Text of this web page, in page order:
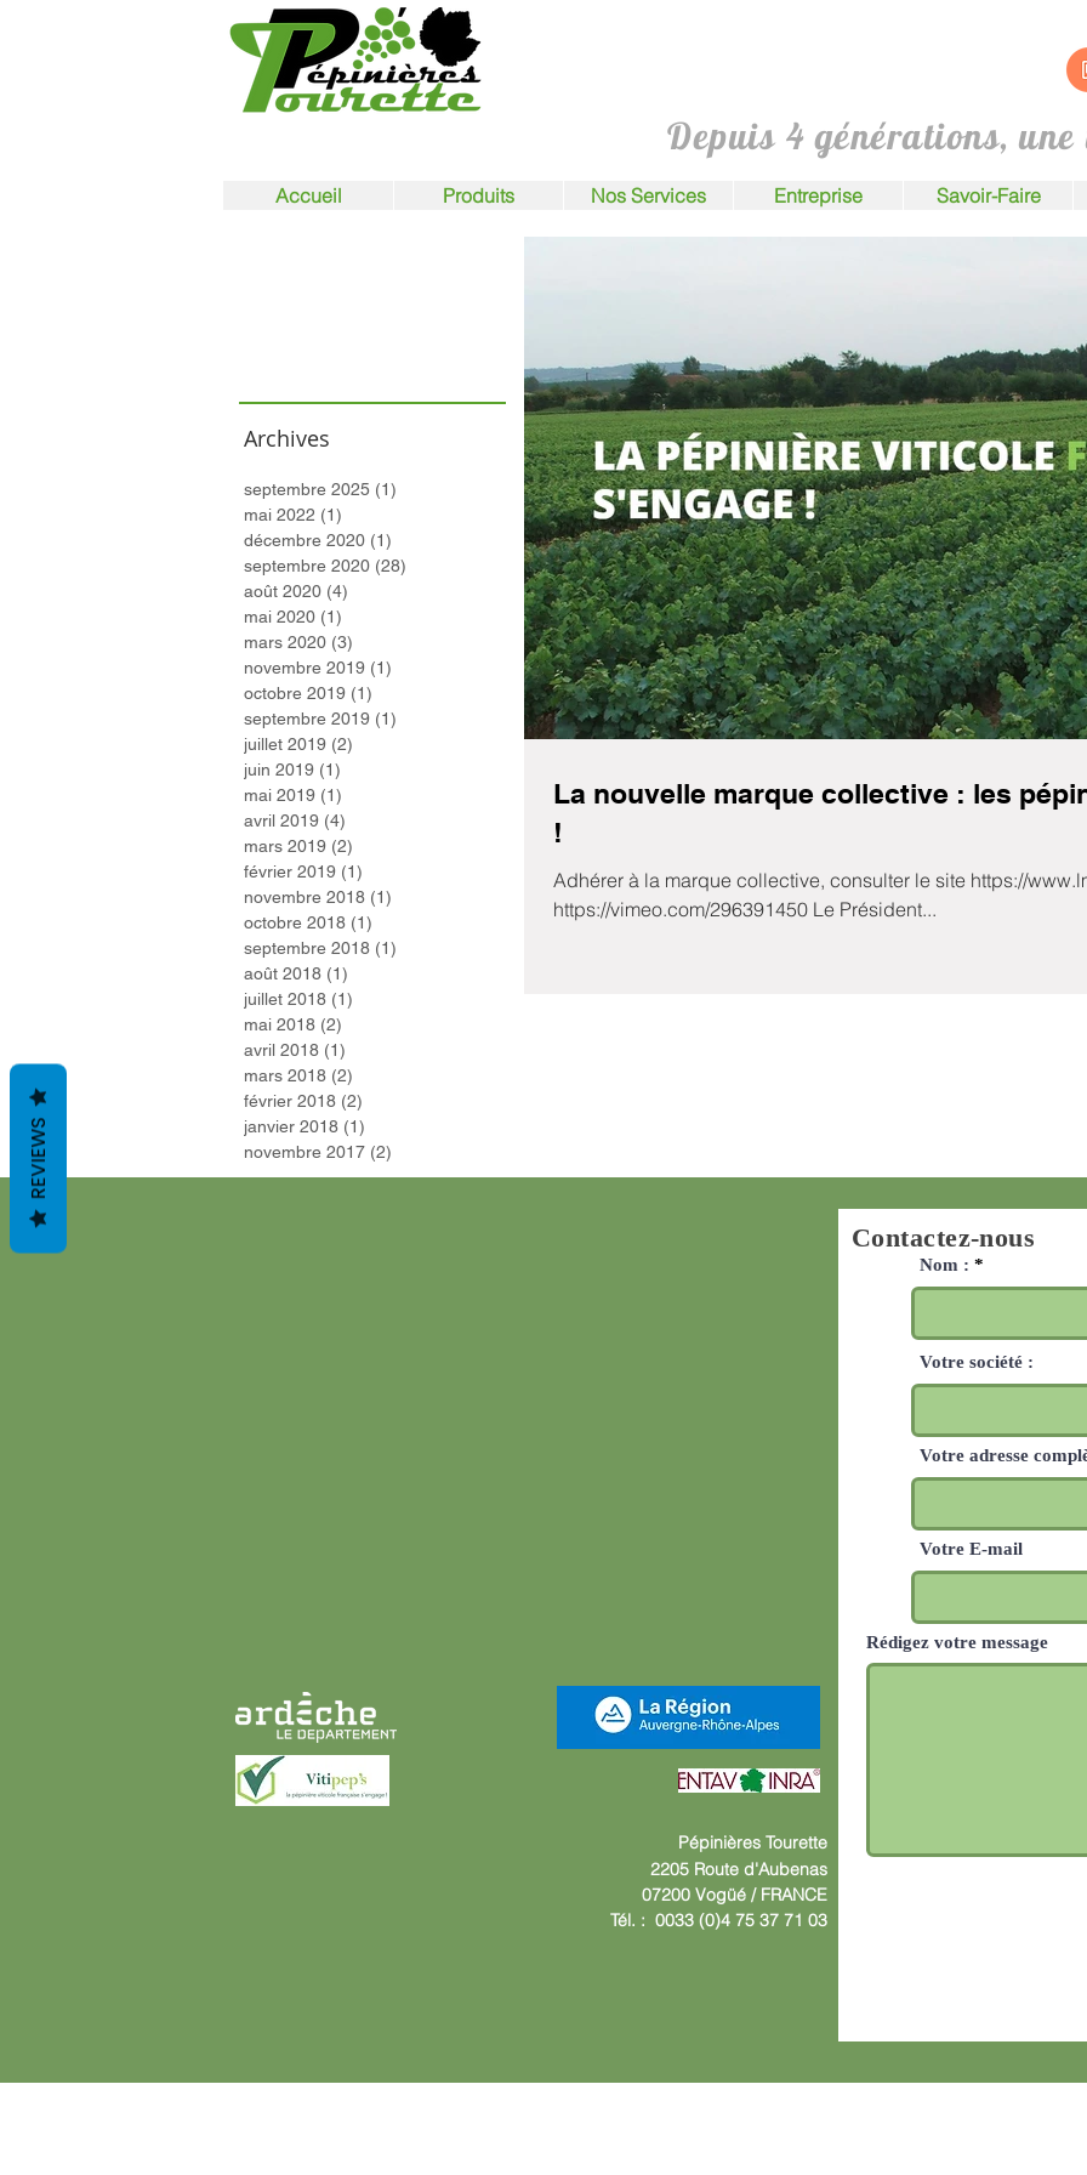
Depuis 4 générations,
Accueil Produits Nos Services Entreprise Savoir-Faire
Archives
septembre 2025 (1)
mai 2022 (1)
décembre 2020 (1)
septembre 2020 (28)
août 2020 (4)
mai 2020 (1)
mars 2020 (3)
novembre 2019 (1)
octobre 2019 (1)
septembre 2019 (1)
juillet 2019 (2)
juin 2019 (1)
mai 2019 (1)
avril 2019 (4)
mars 2019 (2)
février 2019 (1)
novembre 2018 (1)
octobre 2018 (1)
septembre 2018 (1)
août 2018 (1)
juillet 2018 (1)
mai 2018 (2)
avril 2018 (1)
mars 2018 (2)
février 2018 (2)
janvier 2018 (1)
novembre 2017 (2)
La nouvelle marque collective : les
!
Adhérer à la marque collective, consulter le site https://
https://vimeo.com/296391450 Le Président...
Pépinières Tourette
2205 Route d'Aubenas
07200 Vogüé / FRANCE
Tél. : 0033 (0)4 75 37 71 03
Contactez-nous
Nom :
Votre société :
Votre adresse
Votre E-mail
Rédigez votre message
REVIEWS